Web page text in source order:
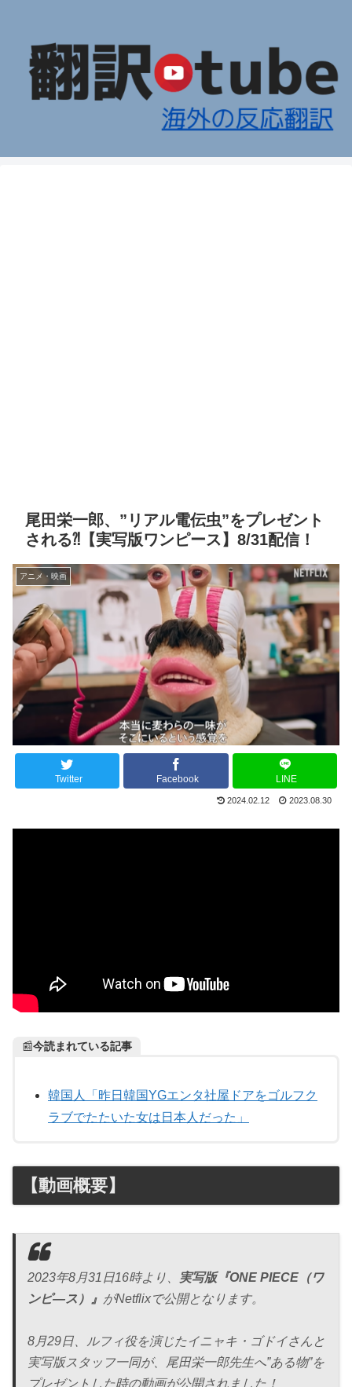
尾田栄一郎、”リアル電伝虫”をプレゼント
される⁈【実写版ワンピース】8/31配信！
アニメ・映画
Twitter Facebook LINE
2024.02.12 2023.08.30
📰今読まれている記事
韓国人「昨日韓国YGエンタ社屋ドアをゴルフク
ラブでたたいた女は日本人だった」
【動画概要】
2023年8月31日16時より、
実写版『ONE PIECE（ワ
ンピ―ス）』 がNetflixで公開となります。
8月29日、ルフィ役を演じたイニャキ・ゴドイさんと
実写版スタッフ一同が、尾田栄一郎先生へ”ある物”を
プレゼントした時の動画が公開されました！